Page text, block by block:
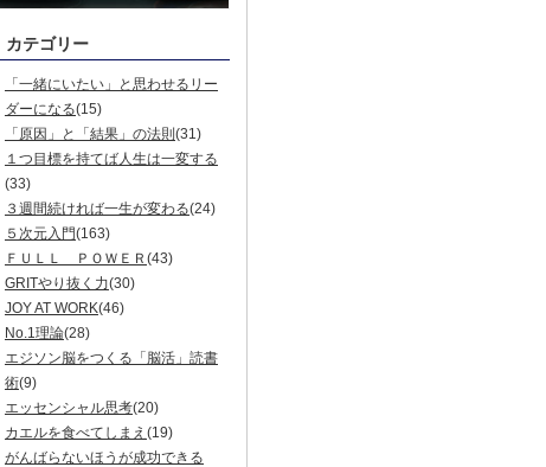
カテゴリー
「一緒にいたい」と思わせるリー
ダーになる(15)
「原因」と「結果」の法則 (31)
１つ目標を持てば人生は一変する
(33)
３週間続ければ一生が変わる(24)
５次元入門(163)
ＦＵＬＬ ＰＯＷＥＲ (43)
GRITやり抜く力(30)
JOY AT WORK(46)
No.1理論(28)
エジソン脳をつくる「脳活」読書
術(9)
エッセンシャル思考(20)
カエルを食べてしまえ (19)
がんばらないほうが成功できる